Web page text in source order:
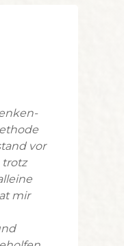
vor
trotz
mir